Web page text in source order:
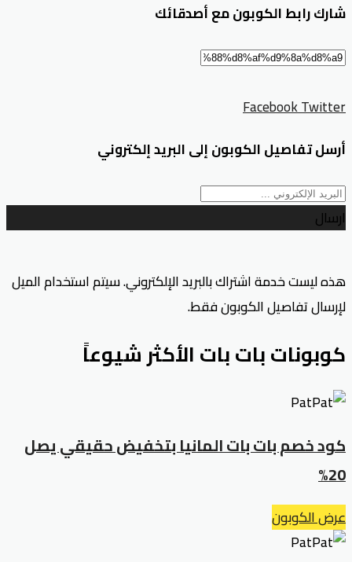
شارك رابط الكوبون مع أصدقائك
FacebookTwitter
أرسل تفاصيل الكوبون إلى البريد إلكتروني
ارسال
هذه ليست خدمة اشتراك بالبريد الإلكتروني. سيتم استخدام الميل
لإرسال تفاصيل الكوبون فقط.
كوبونات بات بات الأكثر شيوعاً
كود خصم بات بات المانيا بتخفيض حقيقي يصل
20%
عرض الكوبون